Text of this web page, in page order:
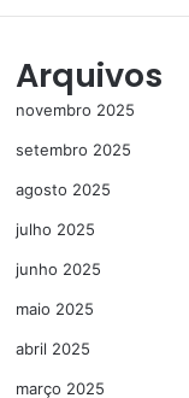
Arquivos
novembro 2025
setembro 2025
agosto 2025
julho 2025
junho 2025
maio 2025
abril 2025
março 2025